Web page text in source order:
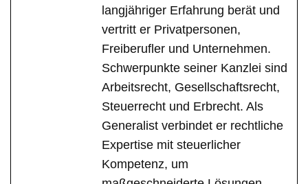
langjähriger Erfahrung berät und
vertritt er Privatpersonen,
Freiberufler und Unternehmen.
Schwerpunkte seiner Kanzlei sind
Arbeitsrecht, Gesellschaftsrecht,
Steuerrecht und Erbrecht. Als
Generalist verbindet er rechtliche
Expertise mit steuerlicher
Kompetenz, um